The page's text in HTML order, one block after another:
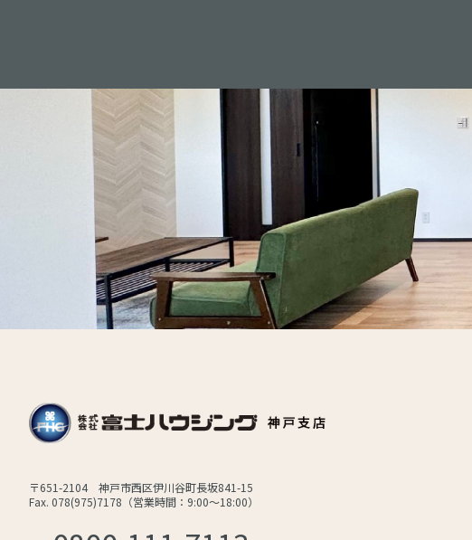
〒651-2104 神戸市西区伊川谷町長坂841-15
Fax. 078(975)7178（営業時間：9:00～18:00）